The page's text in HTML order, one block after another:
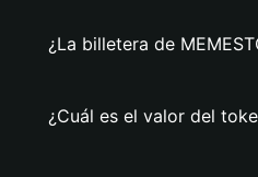
¿La billetera de
¿Cuál es el valor del